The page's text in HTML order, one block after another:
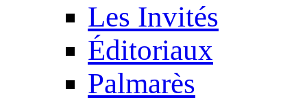
Les Invités
Éditoriaux
Palmarès